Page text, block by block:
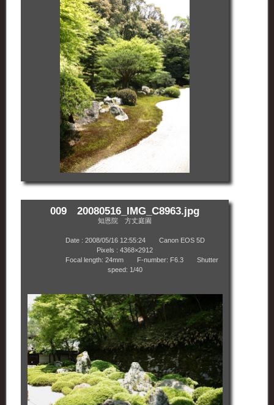
009 20080516_IMG_C8963.jpg
知恩院 方丈庭園
Date : 2008/05/16 12:55:24 Canon EOS 5D
Pixels : 4368×2912
Focal length: 24mm F-number: F6.3 Shutter
speed: 1/40